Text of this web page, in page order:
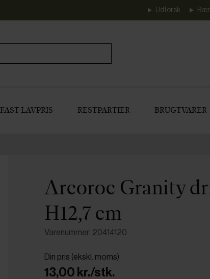
Udforsk
FAST LAVPRIS RESTPARTIER BRUGTVARER
Arcoroc Granity
H12,7 cm
Varenummer: 20414120
Din pris (ekskl. moms)
13,00 kr./stk.